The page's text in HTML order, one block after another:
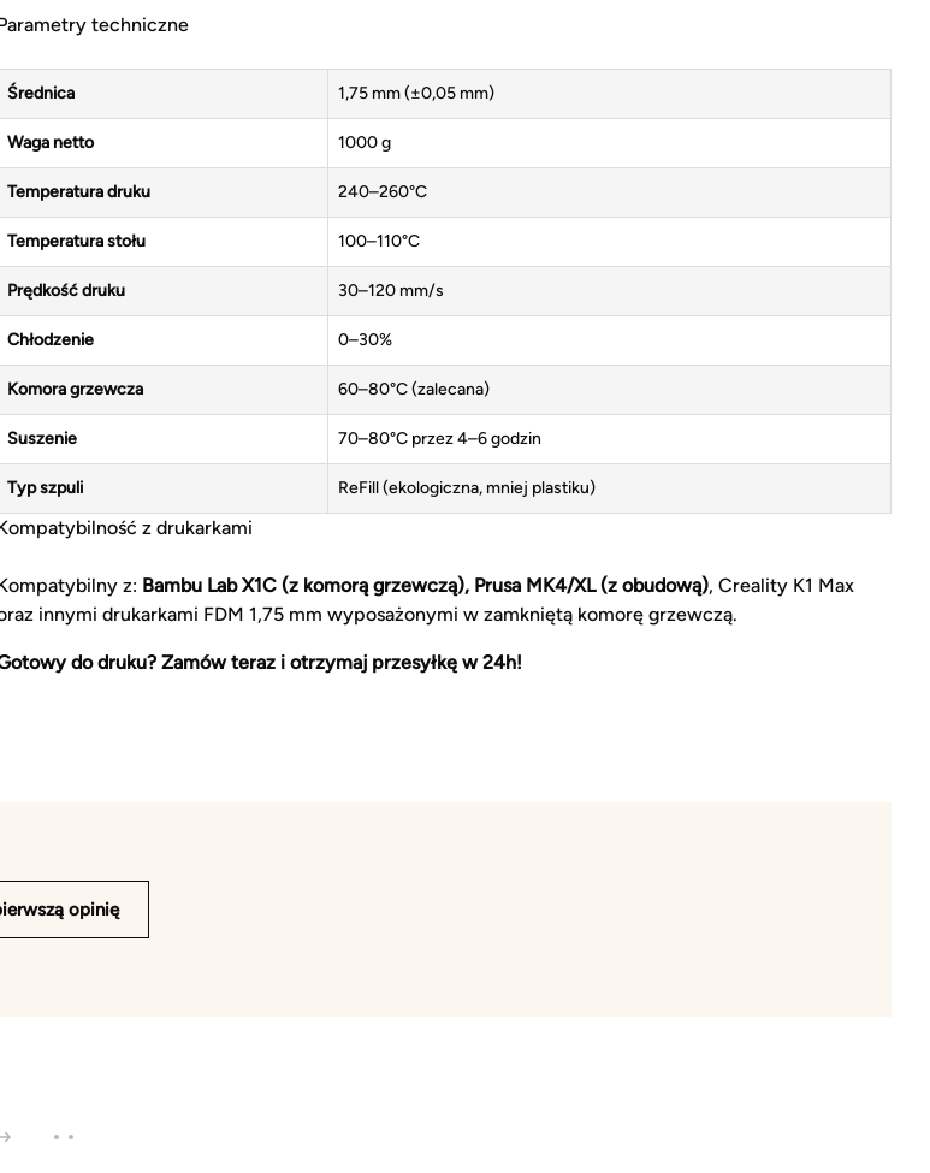
techniczne
Średnica 1,75 mm (±0,05 mm)
Waga netto 1000 g
Temperatura druku 240–260°C
Temperatura stołu 100–110°C
Prędkość druku 30–120 mm/s
Chłodzenie 0–30%
Komora grzewcza 60–80°C (zalecana)
Suszenie 70–80°C przez 4–6 godzin
Typ szpuli ReFill (ekologiczna, mniej plastiku)
z drukarkami
z: Bambu Lab X1C (z komorą grzewczą), Prusa MK4/XL (z obudową), Creality K1 Max
innymi drukarkami FDM 1,75 mm wyposażonymi w zamkniętą komorę grzewczą.
do druku? Zamów teraz i otrzymaj przesyłkę w 24h!
opinię